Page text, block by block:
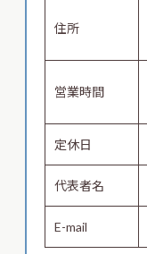
住所
営業時間
定休日
代表者名
E-mail